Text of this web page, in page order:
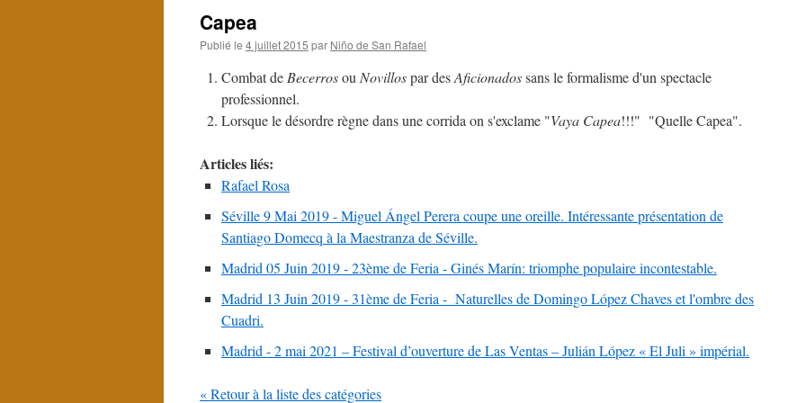
Capea
Publié le 4 juillet 2015 par Niño de San Rafael
Combat de Becerrosou Novillospar desAficionadossans le formalisme d'un spectacle
professionnel.
Lorsque le désordre règne dans une corrida on s'exclame "Vaya Capea!!!" "Quelle Capea".
Articles liés:
Rafael Rosa
Séville 9 Mai 2019 - Miguel Ángel Perera coupe une oreille. Intéressante présentation de
Santiago Domecq à la Maestranza de Séville.
Madrid 05 Juin 2019 - 23ème de Feria - Ginés Marín: triomphe populaire incontestable.
Madrid 13 Juin 2019 - 31ème de Feria - Naturelles de Domingo López Chaves et l'ombre des
Cuadri.
Madrid - 2 mai 2021 – Festival d’ouverture de Las Ventas – Julián López « El Juli » impérial.
« Retour à la liste des catégories